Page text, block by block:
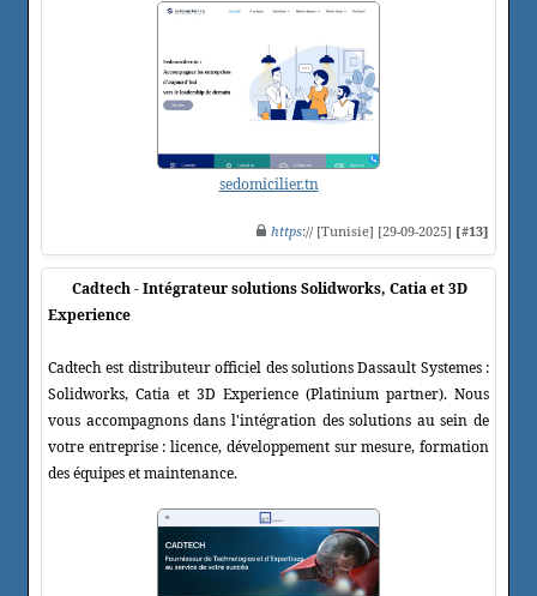
sedomicilier.tn
https:// [Tunisie] [29-09-2025] [#13]
Cadtech - Intégrateur solutions Solidworks, Catia et 3D
Experience
Cadtech est distributeur officiel des solutions Dassault Systemes :
Solidworks, Catia et 3D Experience (Platinium partner). Nous
vous accompagnons dans l'intégration des solutions au sein de
votre entreprise : licence, développement sur mesure, formation
des équipes et maintenance.